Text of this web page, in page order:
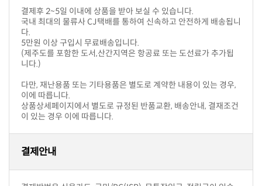
결제후 2~5일 이내에 상품을 받아 보실 수 있습니다.
다.
5만원 이상 구입시 무료배송입니다.
니다.)
이에 따릅니다.
이 있는 경우 이에 따릅니다.
결제안내